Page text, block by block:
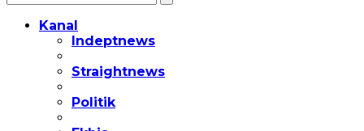
Kanal
Indeptnews
Straightnews
Politik